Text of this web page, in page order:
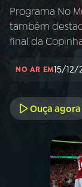
01 INÍCIO
02A RÁDIO
03
Programa No
também
final da
NO AR EM15/12/
Ouça agora